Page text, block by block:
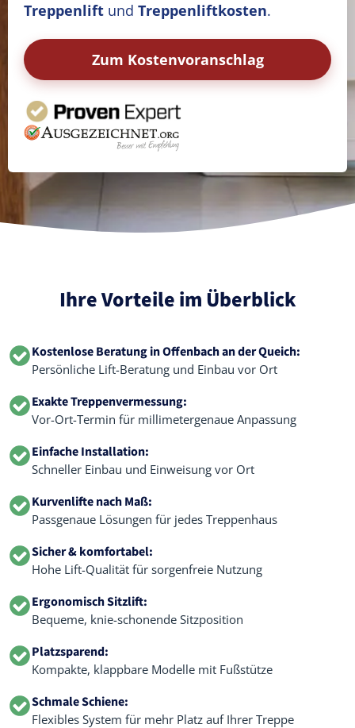
Treppenlift und Treppenliftkosten.
Zum Kostenvoranschlag
Ihre Vorteile im Überblick
Kostenlose Beratung in Offenbach an der Queich:
Persönliche Lift-Beratung und Einbau vor Ort
Exakte Treppenvermessung:
Vor-Ort-Termin für millimetergenaue Anpassung
Einfache Installation:
Schneller Einbau und Einweisung vor Ort
Kurvenlifte nach Maß:
Passgenaue Lösungen für jedes Treppenhaus
Sicher & komfortabel:
Hohe Lift-Qualität für sorgenfreie Nutzung
Ergonomisch Sitzlift:
Bequeme, knie-schonende Sitzposition
Platzsparend:
Kompakte, klappbare Modelle mit Fußstütze
Schmale Schiene:
Flexibles System für mehr Platz auf Ihrer Treppe